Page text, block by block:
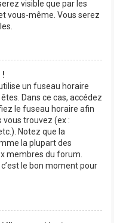
visible que par les
vous-même. Vous serez
!
un fuseau horaire
Dans ce cas, accédez
le fuseau horaire afin
vous trouvez (ex :
Notez que la
la plupart des
membres du forum.
le bon moment pour